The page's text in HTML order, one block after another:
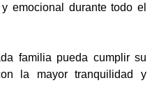
emocional durante todo el
familia pueda cumplir su
la mayor tranquilidad y